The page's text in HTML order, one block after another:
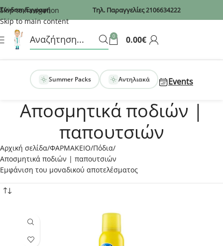
Recaptcha
Skip to navigation
Skip to main content
Σύνδεση/Εγγραφή Τηλ. Παραγγελίες2106634222
0 0.00€
Summer Packs Αντηλιακά Events
Αποσμητικά ποδιών |
παπουτσιών
Αρχική σελίδα ΦΑΡΜΑΚΕΙΟ Πόδια
Αποσμητικά ποδιών | παπουτσιών
Εμφάνιση του μοναδικού αποτελέσματος